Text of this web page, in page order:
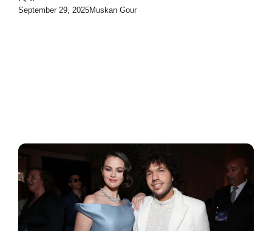
September 29, 2025Muskan Gour